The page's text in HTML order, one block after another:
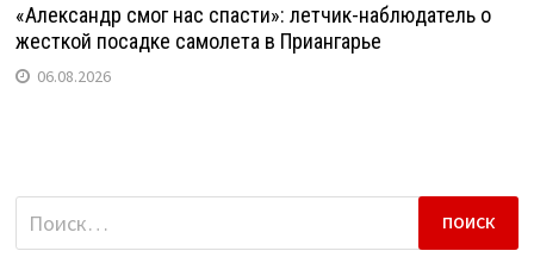
«Александр смог нас спасти»: летчик-наблюдатель о
жесткой посадке самолета в Приангарье
06.08.2026
Найти: